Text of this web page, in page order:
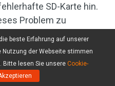
SD-Karte hin.
Problem zu
Karte erneut
beste Erfahrung auf unserer
Nutzung der Webseite stimmen
Bitte lesen Sie unsere Cookie-